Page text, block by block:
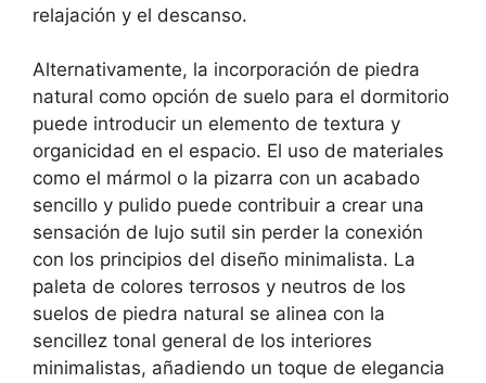
relajación y el descanso.
Alternativamente, la incorporación de piedra
natural como opción de suelo para el dormitorio
puede introducir un elemento de textura y
organicidad en el espacio. El uso de materiales
como el mármol o la pizarra con un acabado
sencillo y pulido puede contribuir a crear una
sensación de lujo sutil sin perder la conexión
con los principios del diseño minimalista. La
paleta de colores terrosos y neutros de los
suelos de piedra natural se alinea con la
sencillez tonal general de los interiores
minimalistas, añadiendo un toque de elegancia